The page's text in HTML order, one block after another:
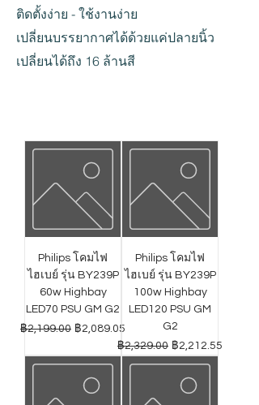
ติดตั้งง่าย - ใช้งานง่าย
เปลี่ยนบรรยากาศได้ด้วยแค่ปลายนิ้ว
เปลี่ยนได้ถึง 16 ล้านสี
Philips โคมไฟ
ไฮเบย์ รุ่น BY239P
60w Highbay
LED70 PSU GM G2
ราคาปกติ
฿2,199.00 ราคาขายลด
฿2,089.05
Philips โคมไฟ
ไฮเบย์ รุ่น BY239P
100w Highbay
LED120 PSU GM
G2
ราคาปกติ
฿2,329.00 ราคาขายลด
฿2,212.55